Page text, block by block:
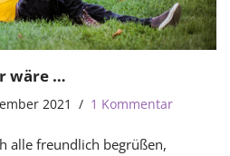
wäre …
2021 1 Kommentar
alle freundlich begrüßen,